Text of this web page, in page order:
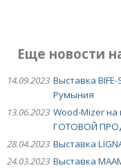
Еще новости
14.09.2023 Выставка
Румыния
13.06.2023 Wood-Mizer
ГОТОВОЙ
28.04.2023 Выставка
24.03.2023 Выставка